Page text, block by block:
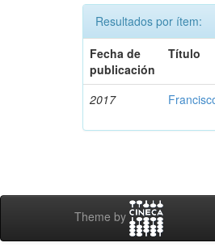
Resultados por ítem:
Fecha de
publicación
Título
2017
Theme by